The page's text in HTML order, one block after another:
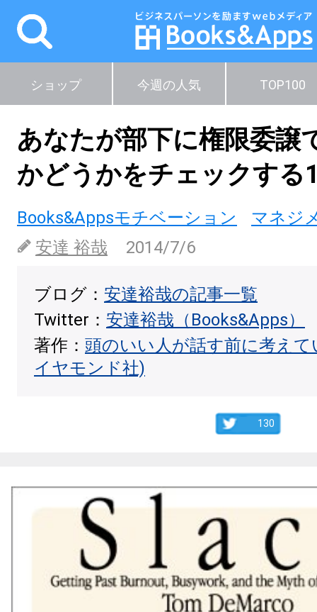
ショップ 今週の人気 TOP100
あなたが部下に権限委譲
かどうかをチェックする
Books&Appsモチベーション
マネジ
安達 裕哉
2014/7/6
ブログ： 安達裕哉の記事一覧
Twitter： 安達裕哉（Books&Apps）
著作： 頭のいい人が話す前に考え
イヤモンド社)
130